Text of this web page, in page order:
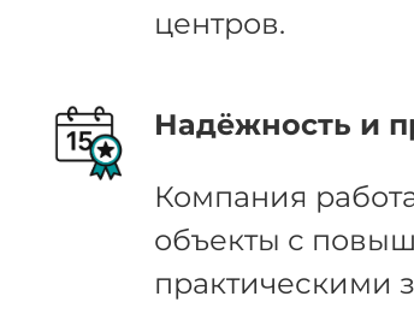
центров.
Надёжность и
Компания
объекты с
практическими